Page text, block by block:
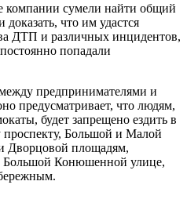
компании сумели найти общий
что им удастся
ДТП и различных инцидентов,
попадали
предпринимателями и
предусматривает, что людям,
будет запрещено ездить в
проспекту, Большой и Малой
Дворцовой площадям,
Большой Конюшенной улице,